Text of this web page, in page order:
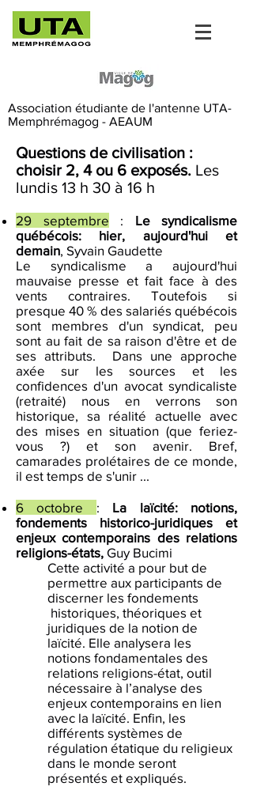
Association étudiante de l'antenne UTA-
Memphrémagog - AEAUM
Questions de civilisation :
choisir 2, 4 ou 6 exposés. Les
lundis 13 h 30 à 16 h
29 septembre : Le syndicalisme
québécois: hier, aujourd'hui et
demain, Syvain Gaudette
Le syndicalisme a aujourd'hui
mauvaise presse et fait face à des
vents contraires. Toutefois si
presque 40 % des salariés québécois
sont membres d'un syndicat, peu
sont au fait de sa raison d'être et de
ses attributs. Dans une approche
axée sur les sources et les
confidences d'un avocat syndicaliste
(retraité) nous en verrons son
historique, sa réalité actuelle avec
des mises en situation (que feriez-
vous ?) et son avenir. Bref,
camarades prolétaires de ce monde,
il est temps de s'unir ...
6 octobre : La laïcité: notions,
fondements historico-juridiques et
enjeux contemporains des relations
religions-états, Guy Bucimi
Cette activité a pour but de
permettre aux participants de
discerner les fondements
historiques, théoriques et
juridiques de la notion de
laïcité. Elle analysera les
notions fondamentales des
relations religions-état, outil
nécessaire à l’analyse des
enjeux contemporains en lien
avec la laïcité. Enfin, les
différents systèmes de
régulation étatique du religieux
dans le monde seront
présentés et expliqués.